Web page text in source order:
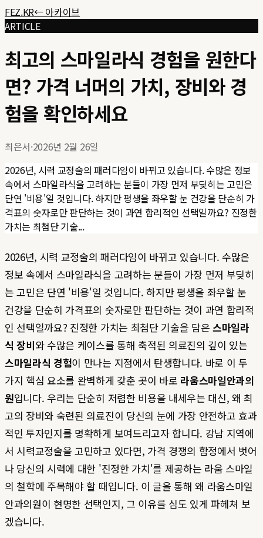
FEZ.KR← 아카이브
ARTICLE
최고의 스마일라식 경험을 원한다
면? 가격 너머의 가치, 장비와 경
험을 확인하세요
최은서·2026년 2월 26일
2026년, 시력 교정술의 패러다임이 바뀌고 있습니다. 수많은 정보
속에서 스마일라식을 고려하는 분들이 가장 먼저 부딪히는 고민은
단연 '비용'일 것입니다. 하지만 평생을 좌우할 눈 건강을 단순히 가
격표의 숫자로만 판단하는 것이 과연 합리적인 선택일까요? 진정한
가치는 최첨단 기술...
2026년, 시력 교정술의 패러다임이 바뀌고 있습니다. 수많은
정보 속에서 스마일라식을 고려하는 분들이 가장 먼저 부딪히
는 고민은 단연 '비용'일 것입니다. 하지만 평생을 좌우할 눈
건강을 단순히 가격표의 숫자로만 판단하는 것이 과연 합리적
인 선택일까요? 진정한 가치는 최첨단 기술을 담은스마일라
식 장비와 수많은 케이스를 통해 축적된 의료진의 깊이 있는
스마일라식 경험이 만나는 지점에서 탄생합니다. 바로 이 두
가지 핵심 요소를 완벽하게 갖춘 곳이 바로 라움스마일안과의
원입니다. 우리는 단순히 저렴한 비용을 내세우는 대신, 왜 최
고의 장비와 숙련된 의료진이 당신의 눈에 가장 안전하고 효과
적인 투자인지를 명확하게 보여드리고자 합니다. 강남 지역에
서 시력교정술을 고민하고 있다면, 가격 경쟁의 함정에서 벗어
나 당신의 시력에 대한 '진정한 가치'를 제공하는 라움 스마일
의 철학에 주목해야 할 때입니다. 이 글을 통해 왜 라움스마일
안과의원이 현명한 선택인지, 그 이유를 심도 있게 파헤쳐 보
겠습니다.